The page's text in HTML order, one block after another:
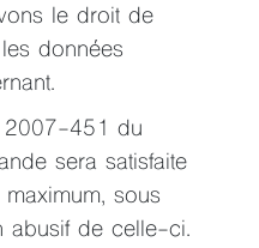
le droit de
données
2007-451 du
sera satisfaite
sous
abusif de celle-ci.